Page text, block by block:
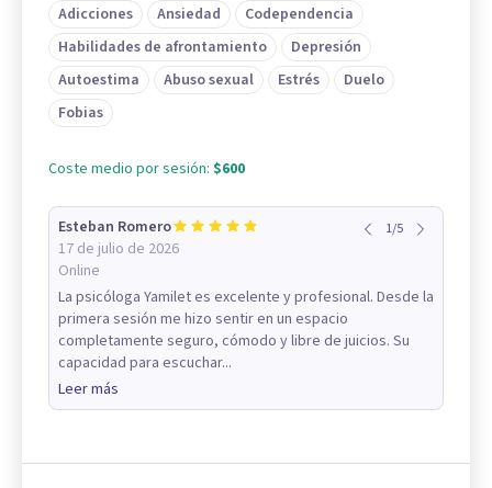
Adicciones Ansiedad
Codependencia
Habilidades de afrontamiento
Depresión
Autoestima
Abuso sexual Estrés
Duelo
Fobias
Coste medio por sesión: $600
Esteban Romero
17 de julio de 2026
Online
1/5
La psicóloga Yamilet es excelente y profesional. Desde la
primera sesión me hizo sentir en un espacio
completamente seguro, cómodo y libre de juicios. Su
capacidad para escuchar...
Leer más